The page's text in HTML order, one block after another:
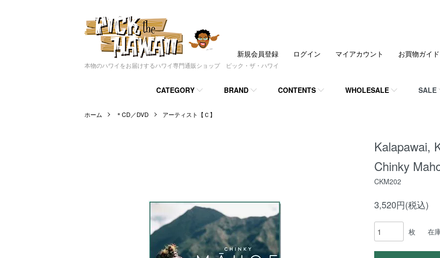
本物のハワイをお届けするハワイ専門通販ショップ ピック・ザ・ハワイ
CATEGORY BRAND CONTENTS WHOLESALE SALE
新規会員登録 ログイン マイアカウント お買物ガイド
ホーム ＊CD／DVD アーティスト【Ｃ】
Kalapawai,
Chinky
CKM202
3,520円(税込)
枚 在